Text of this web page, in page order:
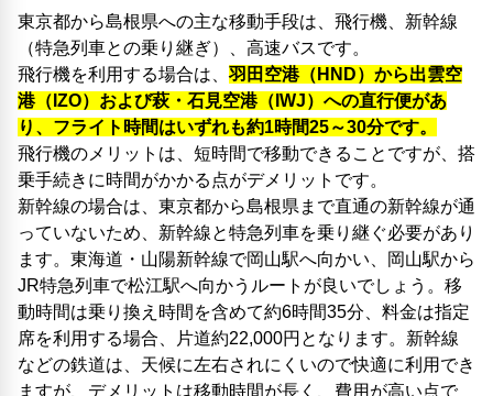
東京都から島根県への主な移動手段は、飛行機、新幹線
（特急列車との乗り継ぎ）、高速バスです。
飛行機を利用する場合は、 羽田空港（HND）から出雲空
港（IZO）および萩・石見空港（IWJ）への直行便があ
り、フライト時間はいずれも約1時間25～30分です。
飛行機のメリットは、短時間で移動できることですが、搭
乗手続きに時間がかかる点がデメリットです。
新幹線の場合は、東京都から島根県まで直通の新幹線が通
っていないため、新幹線と特急列車を乗り継ぐ必要があり
ます。東海道・山陽新幹線で岡山駅へ向かい、岡山駅から
JR特急列車で松江駅へ向かうルートが良いでしょう。移
動時間は乗り換え時間を含めて約6時間35分、料金は指定
席を利用する場合、片道約22,000円となります。新幹線
などの鉄道は、天候に左右されにくいので快適に利用でき
ますが、デメリットは移動時間が長く、費用が高い点で